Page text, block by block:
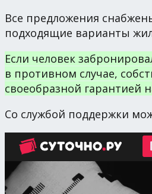
Все предложения
подходящие варианты
Если человек
в противном случае,
своеобразной гарантией
Со службой поддержки